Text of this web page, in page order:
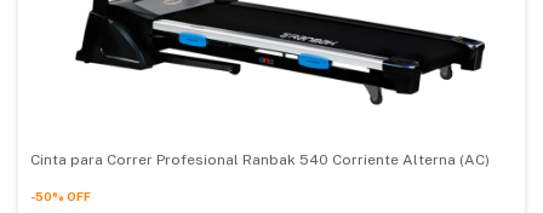
Cinta para Correr Profesional Ranbak 540 Corriente Alterna (AC)
-50% OFF